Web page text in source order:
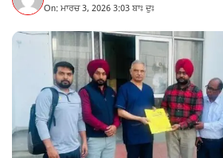
On: ਮਾਰਚ 3, 2026 3:03 ਬਾਃ ਦੁਃ